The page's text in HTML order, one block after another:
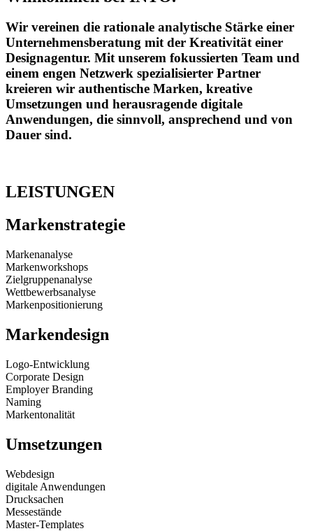
Wir vereinen die rationale analytische Stärke einer
Unternehmensberatung mit der Kreativität einer
Designagentur. Mit unserem fokussierten Team und
einem engen Netzwerk spezialisierter Partner
kreieren wir authentische Marken, kreative
Umsetzungen und herausragende digitale
Anwendungen, die sinnvoll, ansprechend und von
Dauer sind.
LEISTUNGEN
Markenstrategie
Markenanalyse
Markenworkshops
Zielgruppenanalyse
Wettbewerbsanalyse
Markenpositionierung
Markendesign
Logo-Entwicklung
Corporate Design
Employer Branding
Naming
Markentonalität
Umsetzungen
Webdesign
digitale Anwendungen
Drucksachen
Messestände
Master-Templates